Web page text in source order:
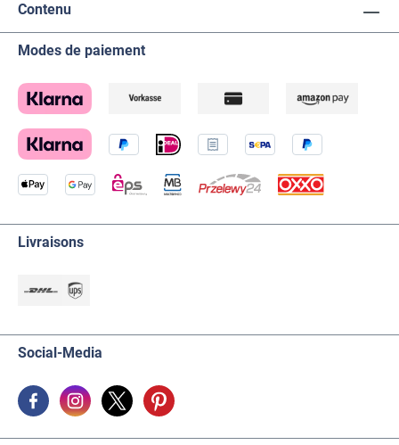
Contenu
Modes de paiement
Livraisons
Social-Media